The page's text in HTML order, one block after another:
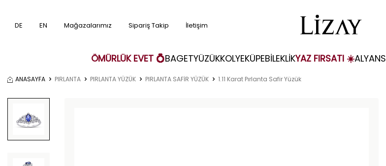
DE EN Mağazalarımız Sipariş Takip İletişim
ÖMÜRLÜK EVET 💍BAGETYÜZÜKKOLYEKÜPEBİLEKLİKYAZ FIRSATI ☀️ALYANS
ANASAYFA PIRLANTA PIRLANTA YÜZÜK PIRLANTA SAFİR YÜZÜK 1.11 Karat Pırlanta Safir Yüzük